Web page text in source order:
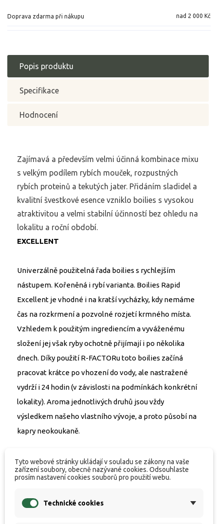
Doprava zdarma při nákupu nad 2 000 Kč
Popis produktu
Specifikace
Hodnocení
Zajímavá a především velmi účinná kombinace mixu
s velkým podílem rybích mouček, rozpustných
rybích proteinů a tekutých jater. Přidáním sladidel a
kvalitní švestkové esence vzniklo boilies s vysokou
atraktivitou a velmi stabilní účinností bez ohledu na
lokalitu a roční období.
EXCELLENT
Univerzálně použitelná řada boilies s rychlejším
nástupem. Kořeněná i rybí varianta. Boilies Rapid
Excellent je vhodné i na kratší vycházky, kdy nemáme
čas na rozkrmení a pozvolné rozjetí krmného místa.
Vzhledem k použitým ingrediencím a vyváženému
složení jej však ryby ochotně přijímají i po několika
dnech. Díky použití R-FACTORu toto boilies začíná
pracovat krátce po vhození do vody, ale nastražené
vydrží i 24 hodin (v závislosti na podmínkách konkrétní
lokality). Aroma jednotlivých druhů jsou vždy
výsledkem našeho vlastního vývoje, a proto působí na
kapry neokoukaně.
RAPID NATURAL CONCEPT
Boilies Rapid Natural Concept je vyrobeno pomocí
nové výrobní technologie a zařízení, které patří mezi
Tyto webové stránky ukládají v souladu se zákony na vaše
zařízení soubory, obecně nazývané cookies. Odsouhlaste
prosím nastavení cookies souborů pro použití webu.
Technické cookies